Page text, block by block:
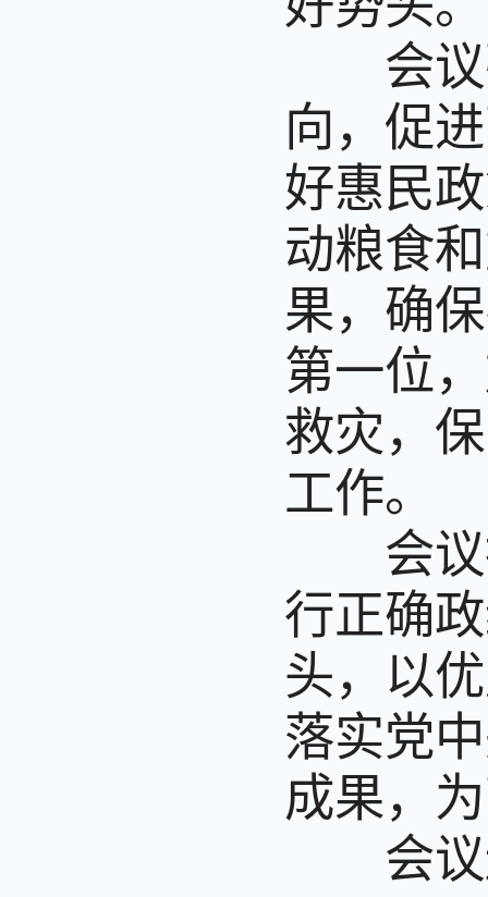
会议
向，促
好惠民
动粮食
果，确
第一位
救灾，
工作。
会议
行正确
头，以
落实党
成果，
会议